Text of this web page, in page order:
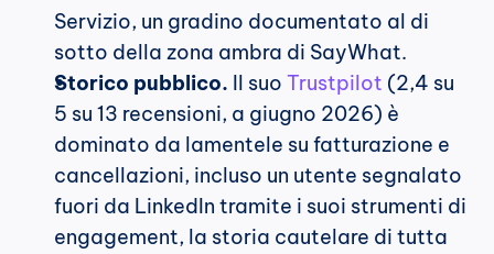
Servizio, un gradino documentato al di
sotto della zona ambra di SayWhat.
Storico pubblico. Il suo Trustpilot (2,4 su
5 su 13 recensioni, a giugno 2026) è
dominato da lamentele su fatturazione e
cancellazioni, incluso un utente segnalato
fuori da LinkedIn tramite i suoi strumenti di
engagement, la storia cautelare di tutta